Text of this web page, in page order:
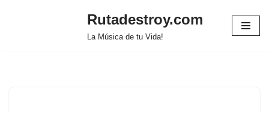
Rutadestroy.com
La Música de tu Vida!